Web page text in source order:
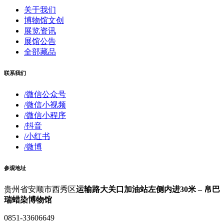
关于我们
博物馆文创
展览资讯
展馆公告
全部藏品
联系我们
/微信公众号
/微信小视频
/微信小程序
/抖音
/小红书
/微博
参观地址
贵州省安顺市西秀区运输路大关口加油站左侧内进30米 – 帛巴
瑞蜡染博物馆
0851-33606649